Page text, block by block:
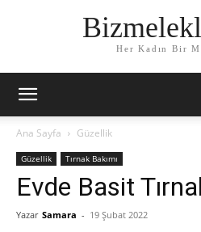
Her Kadın Bir
Ana Sayfa Güzellik
Güzellik Tırnak Bakımı
Evde Basit
Yazar Samara - 19 Şubat 2022